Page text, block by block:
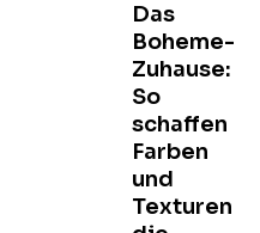
Das
Boheme-
Zuhause:
So
schaffen
Farben
und
Texturen